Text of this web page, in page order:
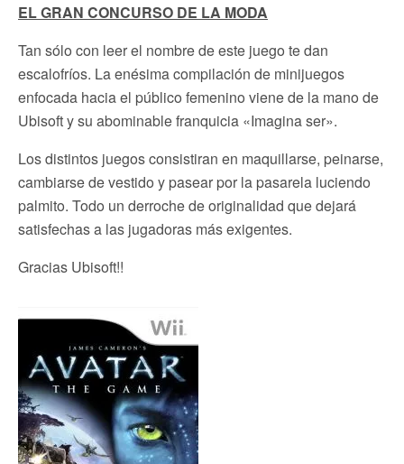
EL GRAN CONCURSO DE LA MODA
Tan sólo con leer el nombre de este juego te dan
escalofríos. La enésima compilación de minijuegos
enfocada hacia el público femenino viene de la mano de
Ubisoft y su abominable franquicia «Imagina ser».
Los distintos juegos consistiran en maquillarse, peinarse,
cambiarse de vestido y pasear por la pasarela luciendo
palmito. Todo un derroche de originalidad que dejará
satisfechas a las jugadoras más exigentes.
Gracias Ubisoft!!